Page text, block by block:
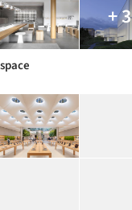
+ 3
space